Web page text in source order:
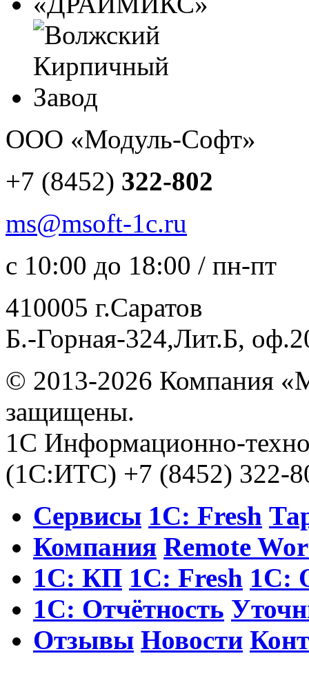
ООО «Модуль-Софт»
+7 (8452) 322-802
ms@msoft-1c.ru
с 10:00 до 18:00 / пн-пт
410005 г.Саратов
Б.-Горная-324,Лит.Б,
© 2013-2026 Компания
защищены.
1С Информационно-
(1С:ИТС) +7 (8452) 322-
Сервисы 1С: Fresh
Компания Remote
1С: КП 1С: Fresh 1С:
1С: Отчётность
Отзывы Новости